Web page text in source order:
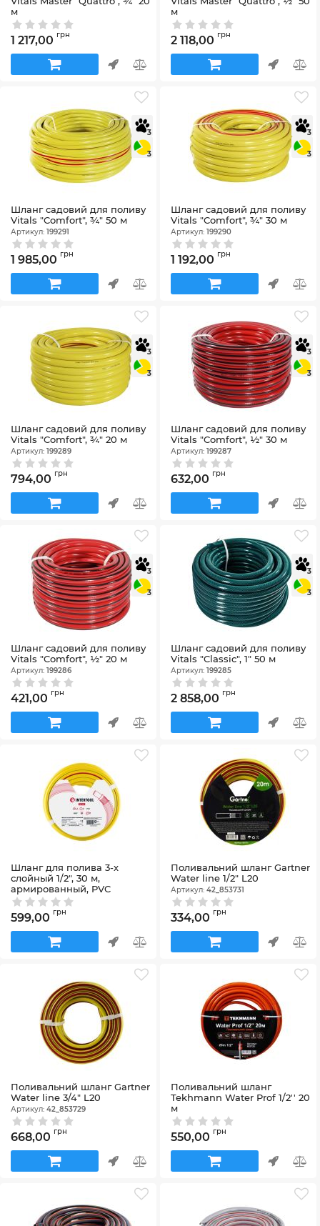
м
Артикул:199296
1 217,00 грн
м
Артикул:199295
2 118,00 грн
3
3
Шланг садовий для поливу
Vitals "Comfort", ¾" 50 м
Артикул: 199291
1 985,00 грн
3
3
Шланг садовий для поливу
Vitals "Comfort", ¾" 30 м
Артикул: 199290
1 192,00 грн
3
3
Шланг садовий для поливу
Vitals "Comfort", ¾" 20 м
Артикул: 199289
794,00 грн
3
3
Шланг садовий для поливу
Vitals "Comfort", ½" 30 м
Артикул: 199287
632,00 грн
3
3
Шланг садовий для поливу
Vitals "Comfort", ½" 20 м
Артикул: 199286
421,00 грн
3
3
Шланг садовий для поливу
Vitals "Classic", 1" 50 м
Артикул: 199285
2 858,00 грн
Шланг для полива 3-х
слойный 1/2", 30 м,
армированный, PVC
INTERTOOL GE-4025
Артикул:GE-4025
599,00 грн
Поливальний шланг Gartner
Water line 1/2" L20
Артикул: 42_853731
334,00 грн
Поливальний шланг Gartner
Water line 3/4" L20
Артикул: 42_853729
668,00 грн
Поливальний шланг
Tekhmann Water Prof 1/2'' 20
м
Артикул:42_853725
550,00 грн